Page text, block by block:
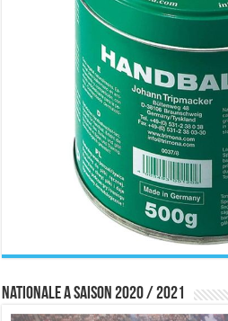
Nationale A saison 2020 / 2021